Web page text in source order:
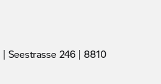
Seestrasse 246 | 8810